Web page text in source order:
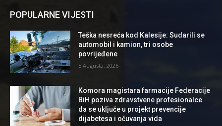
POPULARNE VIJESTI
Teška nesreća kod Kalesije: Sudarili se
automobil i kamion, tri osobe
povrijeđene
5 Augusta, 2026
Komora magistara farmacije Federacije
BiH poziva zdravstvene profesionalce
da se uključe u projekt prevencije
dijabetesa i očuvanja vida